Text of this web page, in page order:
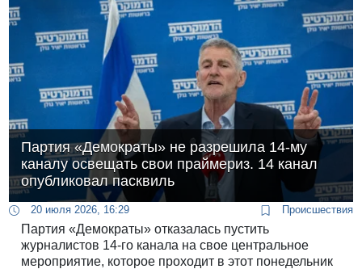
Партия «Демократы» не разрешила 14-му
каналу освещать свои праймериз. 14 канал
опубликовал пасквиль
20 июля 2026, 16:29 Происшествия
Партия «Демократы» отказалась пустить
журналистов 14-го канала на свое центральное
мероприятие, которое проходит в этот понедельник